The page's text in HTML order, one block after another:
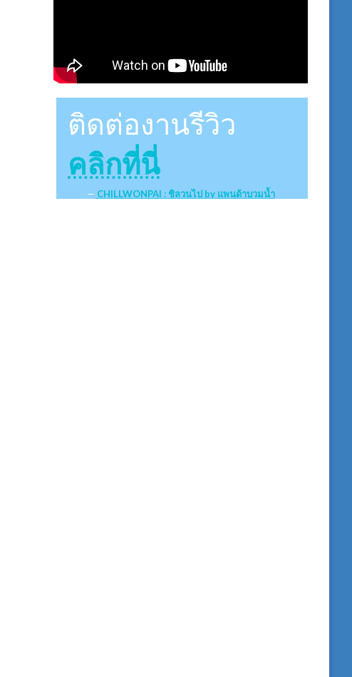
ติดต่องานรีวิว
คลิกที่นี่
CHILLWONPAI : ชิลวนไป by แพนด้าบวมน้ำ